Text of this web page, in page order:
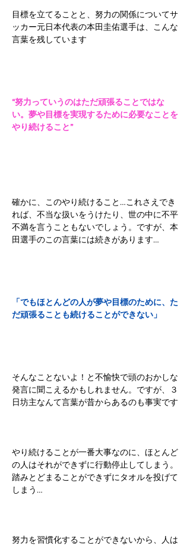
目標を立てることと、努力の関係についてサ
ッカー元日本代表の本田圭佑選手は、こんな
言葉を残しています
“努力っていうのはただ頑張ることではな
い。夢や目標を実現するために必要なことを
やり続けること”
確かに、このやり続けること…これさえでき
れば、不当な扱いをうけたり、世の中に不平
不満を言うこともないでしょう。ですが、本
田選手のこの言葉には続きがあります…
「でもほとんどの人が夢や目標のために、た
だ頑張ることも続けることができない」
そんなことないよ！と不愉快で頭のおかしな
発言に聞こえるかもしれません。ですが、３
日坊主なんて言葉が昔からあるのも事実です
やり続けることが一番大事なのに、ほとんど
の人はそれができずに行動停止してしまう。
踏みとどまることができずにタオルを投げて
しまう…
努力を習慣化することができないから、人は